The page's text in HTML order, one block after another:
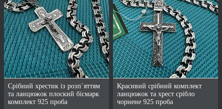
Срібний хрестик із розп`яттям
та ланцюжок плоский бісмарк
комплект 925 проба
Красивий срібний комплект
ланцюжок та хрест срібло
чорнене 925 проба